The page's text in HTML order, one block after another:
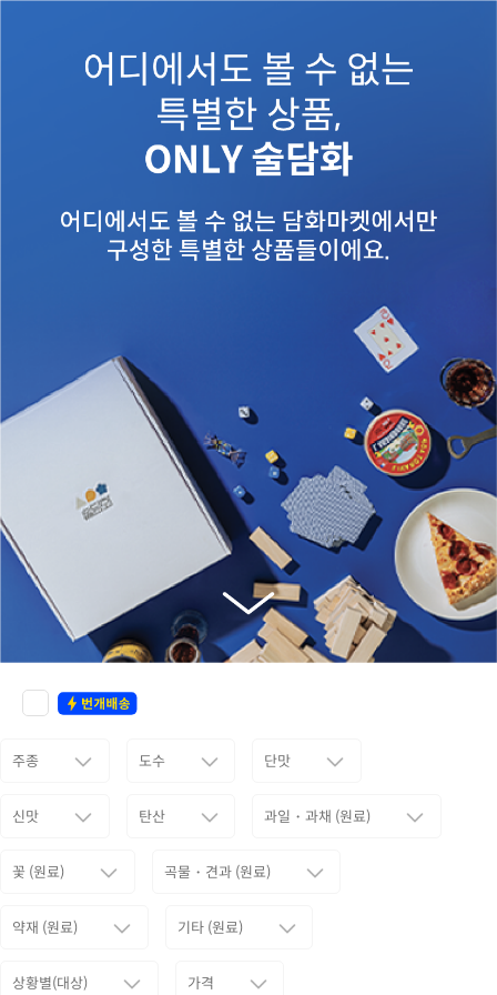
주종 도수 단맛
신맛 탄산 과일・과채 (원료)
꽃 (원료) 곡물・견과 (원료)
약재 (원료) 기타 (원료)
상황별(대상) 가격